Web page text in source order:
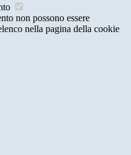
non possono essere
nella pagina della cookie